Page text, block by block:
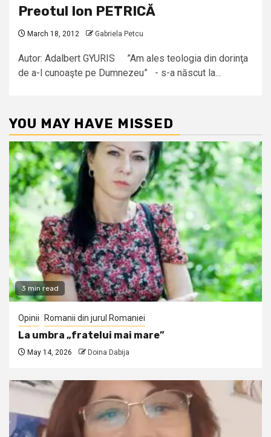
Preotul Ion PETRICĂ
March 18, 2012 Gabriela Petcu
Autor: Adalbert GYURIS ”Am ales teologia din dorinţa
de a-l cunoaşte pe Dumnezeu” - s-a născut la...
YOU MAY HAVE MISSED
3 min read
Opinii Romanii din jurul Romaniei
La umbra „fratelui mai mare”
May 14, 2026 Doina Dabija